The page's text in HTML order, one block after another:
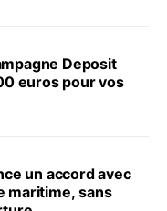
Deposit
euros pour vos
un accord avec
maritime, sans